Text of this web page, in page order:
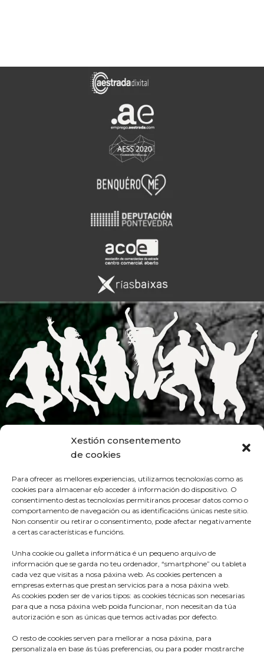
Xestión consentemento
de cookies
Para ofrecer as mellores experiencias, utilizamos tecnoloxías como as
cookies para almacenar e/o acceder á información do dispositivo. O
consentimento destas tecnoloxías permitiranos procesar datos como o
comportamento de navegación ou as identificacións únicas neste sitio.
Non consentir ou retirar o consentimento, pode afectar negativamente
a certas características e funcións.
Unha cookie ou galleta informática é un pequeno arquivo de
información que se garda no teu ordenador, “smartphone” ou tableta
cada vez que visitas a nosa páxina web. As cookies pertencen a
empresas externas que prestan servicios para a nosa páxina web.
As cookies poden ser de varios tipos: as cookies técnicas son necesarias
para que a nosa páxina web poida funcionar, non necesitan da túa
autorización e son as únicas que temos activadas por defecto.
O resto de cookies serven para mellorar a nosa páxina, para
personalizala en base ás túas preferencias, ou para poder mostrarche
Praza do Concello s/n
Telf: 986570165